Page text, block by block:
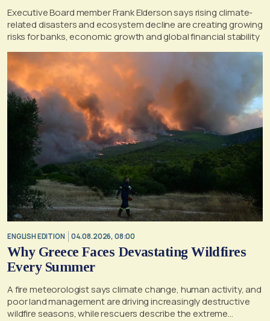
Executive Board member Frank Elderson says rising climate-
related disasters and ecosystem decline are creating growing
risks for banks, economic growth and global financial stability
ENGLISH EDITION 04.08.2026, 08:00
Why Greece Faces Devastating Wildfires
Every Summer
A fire meteorologist says climate change, human activity, and
poor land management are driving increasingly destructive
wildfire seasons, while rescuers describe the extreme